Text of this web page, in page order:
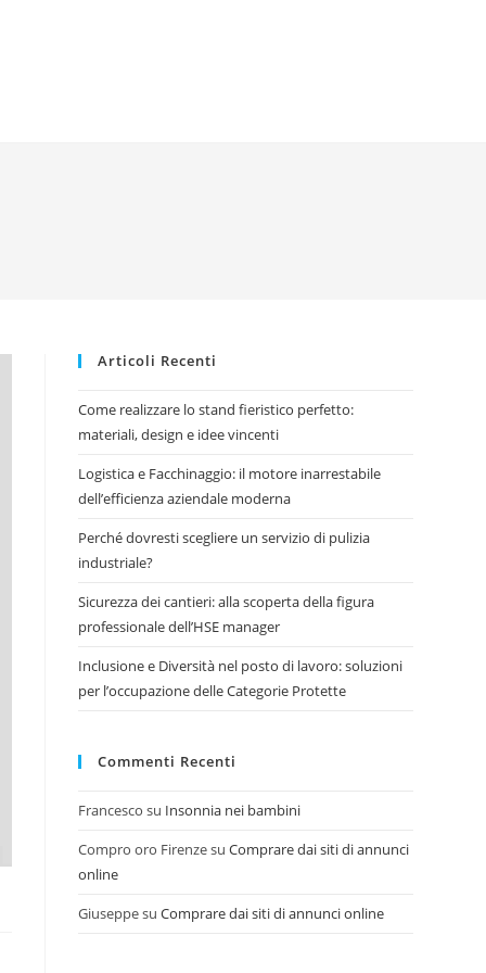
Articoli Recenti
Come realizzare lo stand fieristico perfetto:
materiali, design e idee vincenti
Logistica e Facchinaggio: il motore inarrestabile
dell’efficienza aziendale moderna
Perché dovresti scegliere un servizio di pulizia
industriale?
Sicurezza dei cantieri: alla scoperta della figura
professionale dell’HSE manager
Inclusione e Diversità nel posto di lavoro: soluzioni
per l’occupazione delle Categorie Protette
Commenti Recenti
Francesco su Insonnia nei bambini
Compro oro FirenzesuComprare dai siti di annunci
online
GiuseppesuComprare dai siti di annunci online